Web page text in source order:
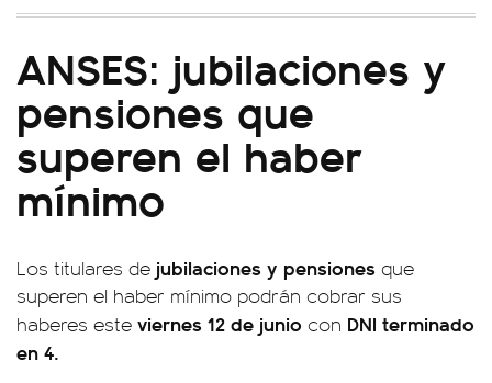
ANSES: jubilaciones y
pensiones que
superen el haber
mínimo
Los titulares de jubilaciones y pensiones que
superen el haber mínimo podrán cobrar sus
haberes este viernes 12 de junio con DNI terminado
en 4.